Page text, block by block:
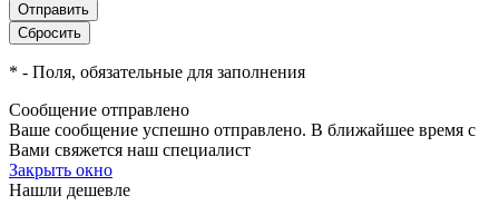
* - Поля, обязательные для заполнения
Сообщение отправлено
Ваше сообщение успешно отправлено. В ближайшее время с
Вами свяжется наш специалист
Закрыть окно
Нашли дешевле